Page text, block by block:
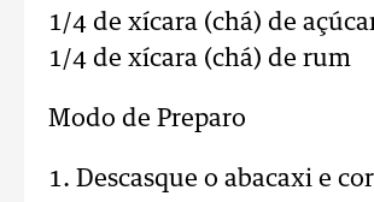
1/4 de xícara (chá) de
1/4 de xícara (chá) de rum
Modo de Preparo
1. Descasque o abacaxi e